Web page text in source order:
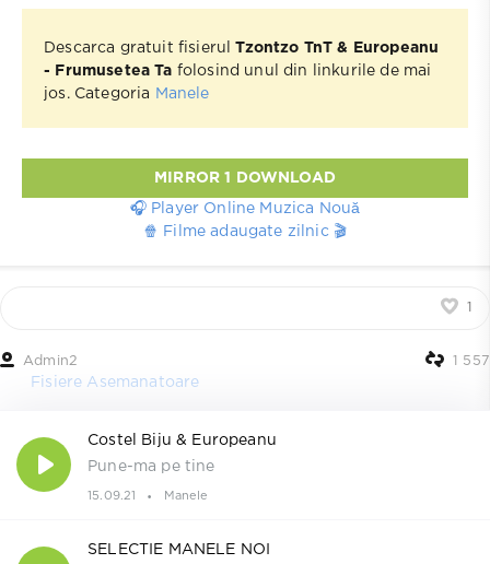
Descarca gratuit fisierulTzontzo TnT & Europeanu
- Frumusetea Ta folosind unul din linkurile de mai
jos. Categoria
Manele
MIRROR 1 DOWNLOAD
🎧 Player Online Muzica Nouă
🍿 Filme adaugate zilnic 🎬
1
Admin2 1 557
Fisiere Asemanatoare
Costel Biju & Europeanu
Pune-ma pe tine
15.09.21 Manele
SELECTIE MANELE NOI